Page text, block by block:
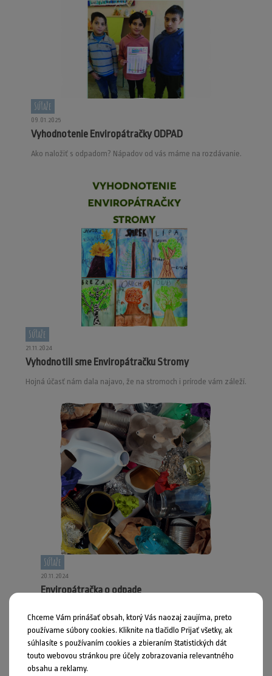
Súťaže
09.01.2025
Vyhodnotenie Enviropátračky ODPAD
Ako naložiť s odpadom? Nápadov od vás máme na rozdávanie.
Súťaže
21.11.2024
Vyhodnotili sme Enviropátračku Stromy
Hojná účasť nám dala najavo, že na stromoch i prírode vám záleží.
Súťaže
20.11.2024
Enviropátračka o odpade
Chceme Vám prinášať obsah, ktorý Vás naozaj zaujíma, preto
používame súbory cookies. Kliknite na tlačidlo Prijať všetky, ak
súhlasíte s používaním cookies a zbieraním štatistických dát
touto webovou stránkou pre účely zobrazovania relevantného
obsahu a reklamy.